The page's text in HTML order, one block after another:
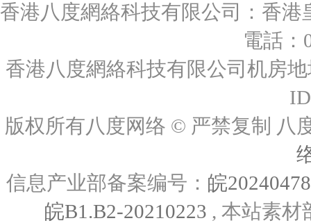
香港八度網絡科技有限公司：香
電話：
香港八度網絡科技有限公司机房
版权所有八度网络 © 严禁复制
信息产业部备案编号： 皖
皖B1.B2-20210223 , 本站素材